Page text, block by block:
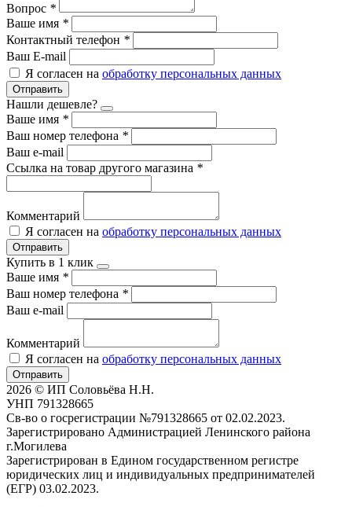
Вопрос *
Ваше имя *
Контактный телефон *
Ваш E-mail
Я согласен на обработку персональных данных
Отправить
Нашли дешевле?
Ваше имя *
Ваш номер телефона *
Ваш e-mail
Ссылка на товар другого магазина *
Комментарий
Я согласен на обработку персональных данных
Отправить
Купить в 1 клик
Ваше имя *
Ваш номер телефона *
Ваш e-mail
Комментарий
Я согласен на обработку персональных данных
Отправить
2026 © ИП Соловьёва Н.Н.
УНП 791328665
Св-во о госрегистрации №791328665 от 02.02.2023.
Зарегистрировано Администрацией Ленинского района
г.Могилева
Зарегистрирован в Едином государственном регистре
юридических лиц и индивидуальных предпринимателей
(ЕГР) 03.02.2023.